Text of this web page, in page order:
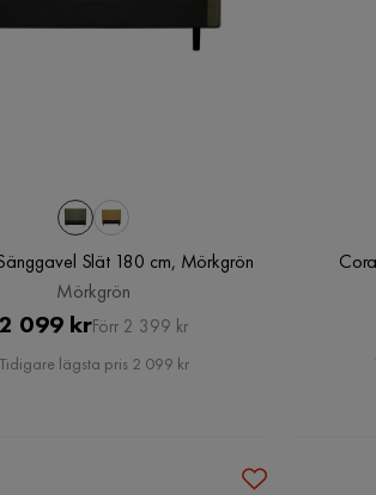
Slät 180 cm, Mörkgrön
Mörkgrön
Pris
2 099 krOriginal
Pris
Förr 2 399 kr
Tidigare lägsta pris 2 099 kr